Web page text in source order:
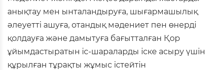
анықтау мен ынталандыруға, шығармашылық
әлеуетті ашуға, отандық мәдениет пен өнерді
қолдауға және дамытуға бағытталған Қор
ұйымдастыратын іс-шараларды іске асыру үшін
құрылған тұрақты жұмыс істейтін